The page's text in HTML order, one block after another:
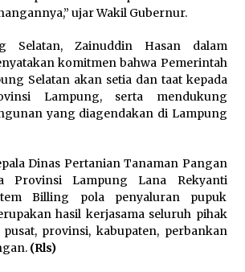
ujar Wakil Gubernur.
Selatan, Zainuddin Hasan dalam
komitmen bahwa Pemerintah
Selatan akan setia dan taat kepada
Lampung, serta mendukung
yang diagendakan di Lampung
Dinas Pertanian Tanaman Pangan
Provinsi Lampung Lana Rekyanti
Billing pola penyaluran pupuk
hasil kerjasama seluruh pihak
provinsi, kabupaten, perbankan
(Rls)